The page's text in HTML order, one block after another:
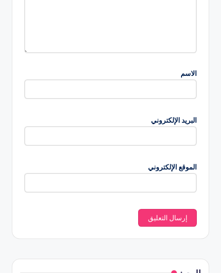
الاسم
البريد الإلكتروني
الموقع الإلكتروني